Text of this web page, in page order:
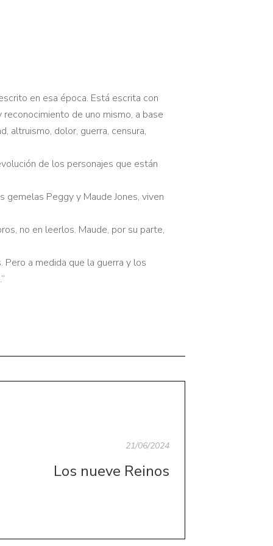
en esa época. Está escrita con
de uno mismo, a base
altruismo, dolor, guerra, censura,
de los personajes que están
Peggy y Maude Jones, viven
no en leerlos. Maude, por su parte,
a medida que la guerra y los
21/06/2024
Los nueve Reinos